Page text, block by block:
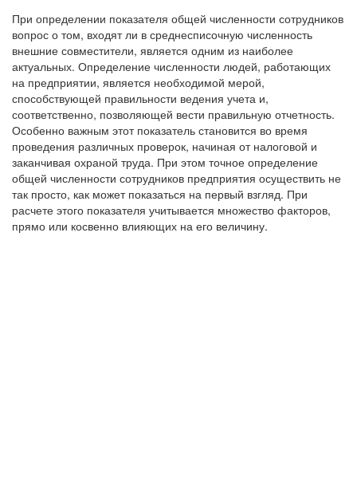
При определении показателя общей численности сотрудников
вопрос о том, входят ли в среднесписочную численность
внешние совместители, является одним из наиболее
актуальных. Определение численности людей, работающих
на предприятии, является необходимой мерой,
способствующей правильности ведения учета и,
соответственно, позволяющей вести правильную отчетность.
Особенно важным этот показатель становится во время
проведения различных проверок, начиная от налоговой и
заканчивая охраной труда. При этом точное определение
общей численности сотрудников предприятия осуществить не
так просто, как может показаться на первый взгляд. При
расчете этого показателя учитывается множество факторов,
прямо или косвенно влияющих на его величину.